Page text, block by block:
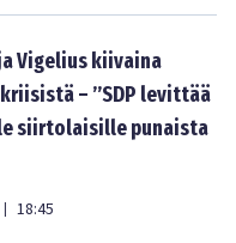
Vigelius kiivaina
– ”SDP levittää
siirtolaisille punaista
| 18:45